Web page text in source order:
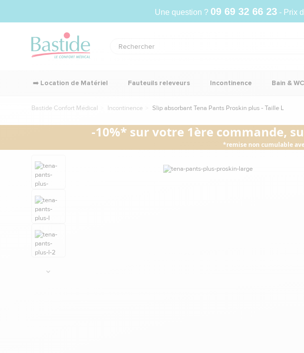
Une question ? 09 69 32 66 23- Prix
➡️ Location de Matériel Fauteuils releveurs Incontinence Bain & WC
Bastide Confort Médical Incontinence Slip absorbant Tena Pants Proskin plus - Taille L
-10%* sur votre 1ère commande,
*remise non cumulable